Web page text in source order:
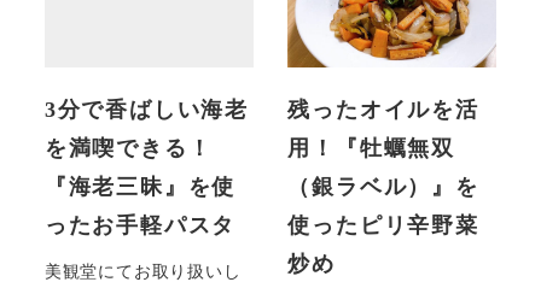
3分で香ばしい海老
を満喫できる！
『海老三昧』を使
ったお手軽パスタ
美観堂にてお取り扱いし
残ったオイルを活
用！『牡蠣無双
（銀ラベル）』を
使ったピリ辛野菜
炒め